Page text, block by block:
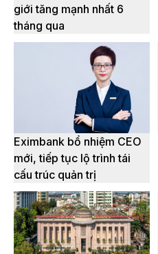
giới tăng mạnh nhất 6
tháng qua
Eximbank bổ nhiệm CEO
mới, tiếp tục lộ trình tái
cấu trúc quản trị